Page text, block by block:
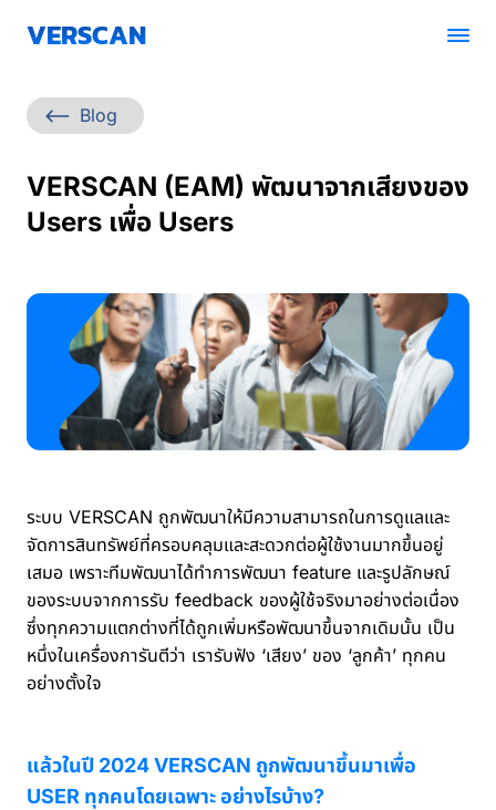
VERSCAN
โซลูชัน
บล็อก
ติดต่อเรา
รับใบเสนอราคา
นัดวัน Demo ระบบ
เข้าสู่ระบบ
ไทย
English
USD($)
THB(฿)
Blog
VERSCAN (EAM) พัฒนาจากเสียงของ
Users เพื่อ Users
ระบบ VERSCAN ถูกพัฒนาให้มีความสามารถในการดูแลและ
จัดการสินทรัพย์ที่ครอบคลุมและสะดวกต่อผู้ใช้งานมากขึ้นอยู่
เสมอ เพราะทีมพัฒนาได้ทำการพัฒนา feature และรูปลักษณ์
ของระบบจากการรับ feedback ของผู้ใช้จริงมาอย่างต่อเนื่อง
ซึ่งทุกความแตกต่างที่ได้ถูกเพิ่มหรือพัฒนาขึ้นจากเดิมนั้น เป็น
หนึ่งในเครื่องการันตีว่า เรารับฟัง ‘เสียง’ ของ ‘ลูกค้า’ ทุกคน
อย่างตั้งใจ
แล้วในปี 2024 VERSCAN ถูกพัฒนาขึ้นมาเพื่อ
USER ทุกคนโดยเฉพาะ อย่างไรบ้าง?